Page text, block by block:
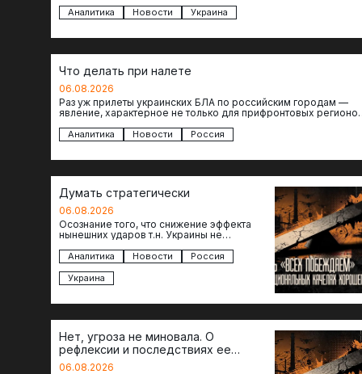
Аналитика Новости Украина
Что делать при налете
06.08.2026
Раз уж прилеты украинских БЛА по российским городам —
явление, характерное не только для прифронтовых
Аналитика Новости Россия
Думать стратегически
06.08.2026
Осознание того, что снижение эффекта
нынешних ударов т.н. Украины не
— повод задаться вопросом: что делать…
Аналитика Новости
Россия
Украина
Нет, угроза не миновала. О
рефлексии и последствиях ее
отсутствия
06.08.2026